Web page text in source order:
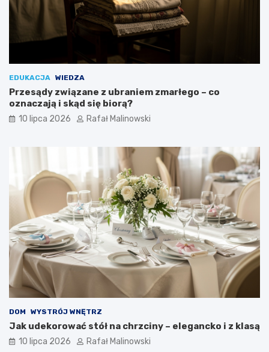
EDUKACJA WIEDZA
Przesądy związane z ubraniem zmarłego – co
oznaczają i skąd się biorą?
10 lipca 2026 Rafał Malinowski
DOM WYSTRÓJ WNĘTRZ
Jak udekorować stół na chrzciny – elegancko i z klasą
10 lipca 2026 Rafał Malinowski